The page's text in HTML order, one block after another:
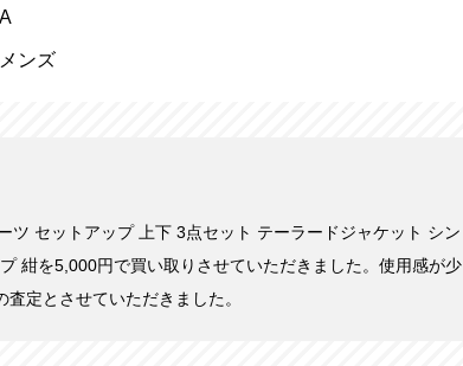
A
メンズ
ツ セットアップ 上下 3点セット テーラードジャケット シン
紺を5,000円で買い取りさせていただきました。使用感が少
定とさせていただきました。